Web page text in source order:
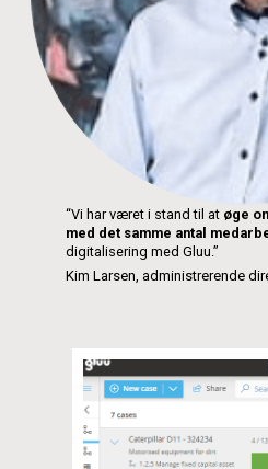
“Vi har været i stand til at øge
med det samme antal
digitalisering med Gluu.”
Kim Larsen, administrerende